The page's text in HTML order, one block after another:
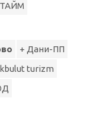
+ Дани-ПП
turizm